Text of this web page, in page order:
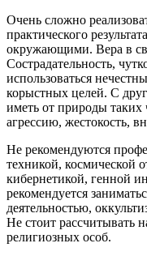
Очень сложно
практического
окружающими. Вера в
Сострадательность,
использоваться
корыстных целей. С
иметь от природы таких
агрессию, жестокость,
Не рекомендуются
техникой, космической
кибернетикой, генной
рекомендуется
деятельностью,
Не стоит рассчитывать
религиозных особ.